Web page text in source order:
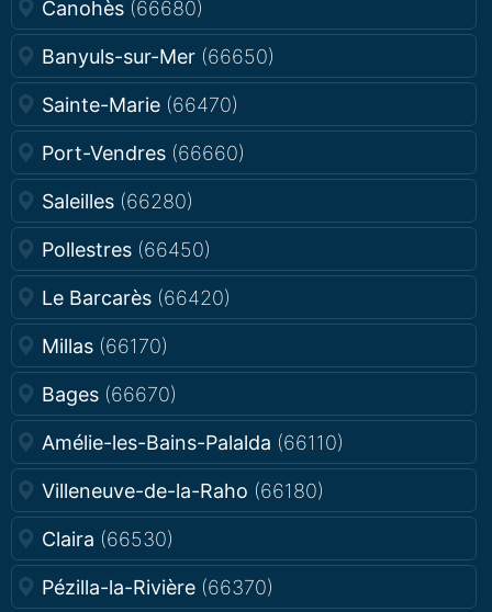
Canohès (66680)
Banyuls-sur-Mer (66650)
Sainte-Marie (66470)
Port-Vendres (66660)
Saleilles (66280)
Pollestres (66450)
Le Barcarès (66420)
Millas (66170)
Bages (66670)
Amélie-les-Bains-Palalda (66110)
Villeneuve-de-la-Raho (66180)
Claira (66530)
Pézilla-la-Rivière (66370)